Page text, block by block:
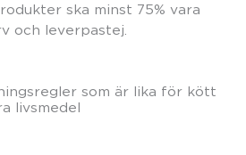
ska minst 75% vara
och leverpastej.
som är lika för kött
livsmedel